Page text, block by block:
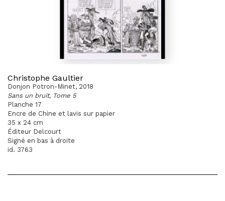
Christophe Gaultier
Donjon Potron-Minet, 2018
Sans un bruit, Tome 5
Planche 17
Encre de Chine et lavis sur papier
35 x 24 cm
Éditeur Delcourt
Signé en bas à droite
id. 3763